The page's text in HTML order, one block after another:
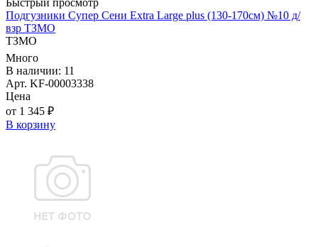
Быстрый просмотр
Подгузники Супер Сени Extra Large plus (130-170см) №10 д/
взр ТЗМО
ТЗМО
Много
В наличии: 11
Арт. KF-00003338
Цена
от 1 345 ₽
В корзину